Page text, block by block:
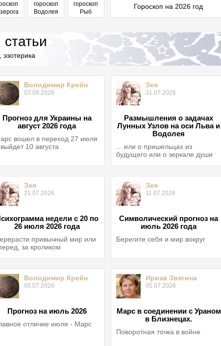
гороскоп
Водолея
гороскоп
Рыб
Гороскоп на 2026 год
эзотерика
Володимир Крейн
03.08.2026
Прогноз для Украины на
август 2026 года
вошел в переход 27 июля
10 августа
Зея
31.07.2026
Размышления о задачах
Лунных Узлов на оси Льва и
Водолея
... или о пришельцах из
будущего или о зеркале души
Зея
21.07.2026
недели с 20 по
26 июля 2026 года
привычный мир или
за кроликом
Зея
11.07.2026
Символический прогноз на
июль 2026 года
Берегите себя и мир вокруг
Володимир Крейн
05.07.2026
Прогноз на июль 2026
отличие июля - Марс
Ирина Звягина
05.07.2026
Марс в соединении с Ураном
в Близнецах.
Поворотная точка в войне